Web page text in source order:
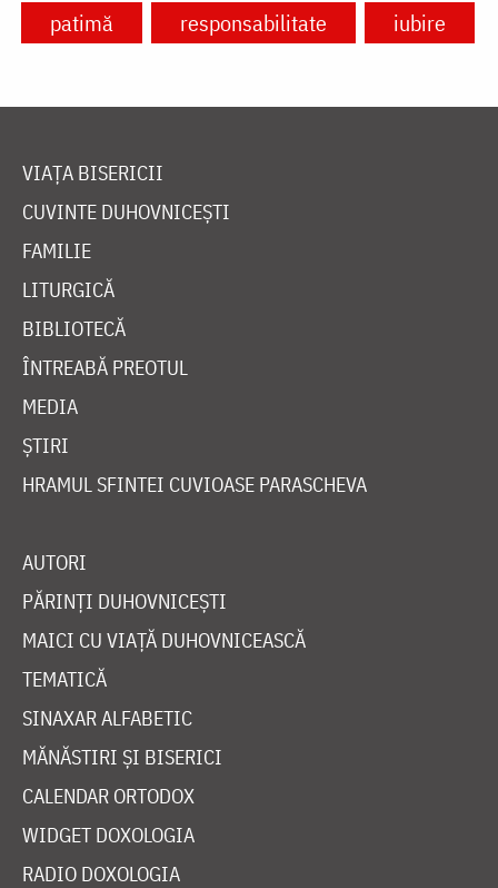
patimă
responsabilitate iubire
VIAȚA BISERICII
CUVINTE DUHOVNICEȘTI
FAMILIE
LITURGICĂ
BIBLIOTECĂ
ÎNTREABĂ PREOTUL
MEDIA
ȘTIRI
HRAMUL SFINTEI CUVIOASE PARASCHEVA
AUTORI
PĂRINȚI DUHOVNICEȘTI
MAICI CU VIAȚĂ DUHOVNICEASCĂ
TEMATICĂ
SINAXAR ALFABETIC
MĂNĂSTIRI ȘI BISERICI
CALENDAR ORTODOX
WIDGET DOXOLOGIA
RADIO DOXOLOGIA